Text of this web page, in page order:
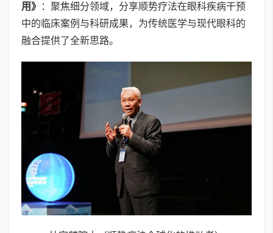
用》
：聚焦细分领域，分享顺势疗法在眼科疾病干预
中的临床案例与科研成果，为传统医学与现代眼科的
融合提供了全新思路。